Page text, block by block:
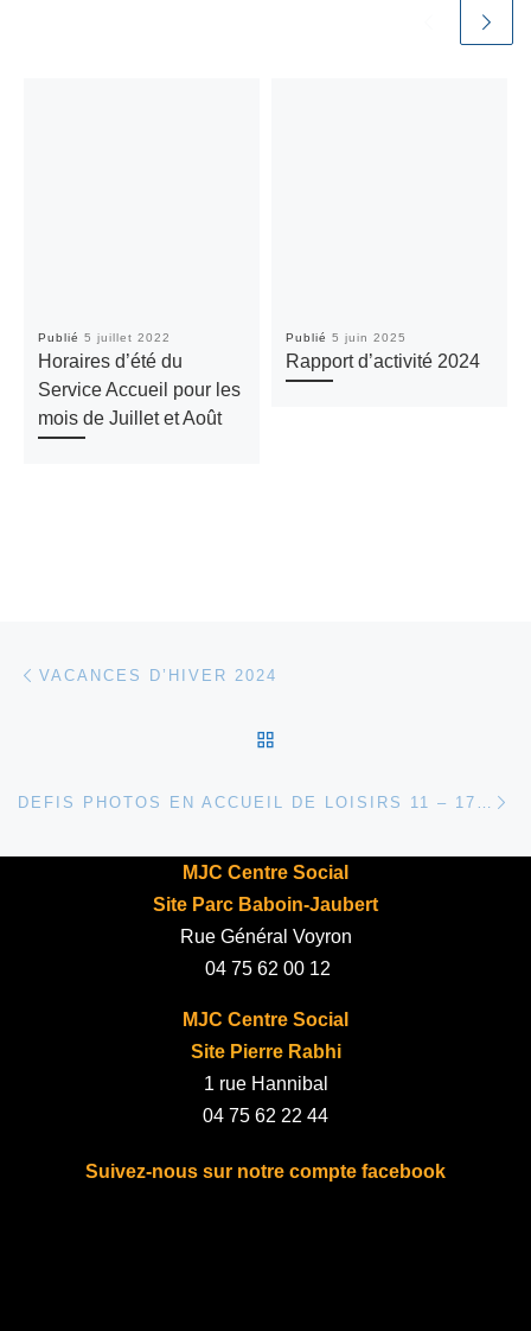
Publié 5 juillet 2022
Horaires d’été du
Service Accueil pour les
mois de Juillet et Août
Publié 5 juin 2025
Rapport d’activité 2024
Parcourir les articles
VACANCES D’HIVER 2024
MJC Centre Social
Site Parc Baboin-Jaubert
Rue Général Voyron
04 75 62 00 12
MJC Centre Social
Site Pierre Rabhi
1 rue Hannibal
04 75 62 22 44
Suivez-nous sur notre compte facebook